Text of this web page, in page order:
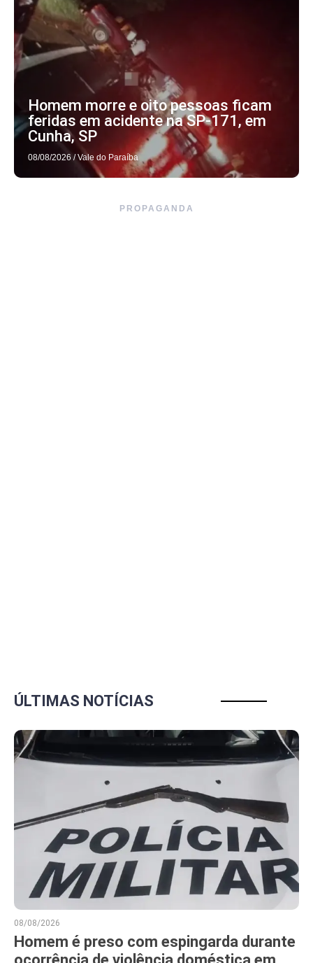
Homem morre e oito pessoas ficam
feridas em acidente na SP-171, em
Cunha, SP
08/08/2026 / Vale do Paraíba
PROPAGANDA
ÚLTIMAS NOTÍCIAS
08/08/2026
Homem é preso com espingarda durante